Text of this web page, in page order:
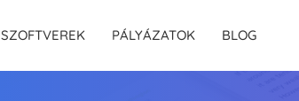
SZOFTVEREK PÁLYÁZATOK BLOG